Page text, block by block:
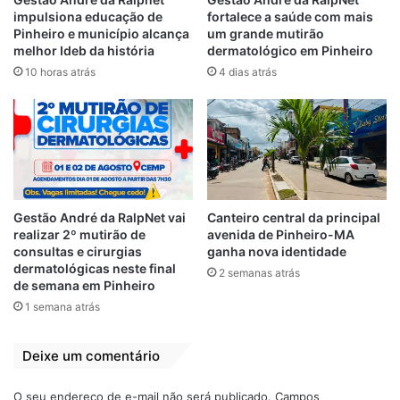
apoio.
A solenidade contou com apresentações
impulsiona educação de
Pinheiro e município alcança
melhor Ideb da história
10 horas atrás
fortalece a saúde com mais
um grande mutirão
dermatológico em Pinheiro
4 dias atrás
Gestão André da RalpNet vai
realizar 2º mutirão de
consultas e cirurgias
dermatológicas neste final
de semana em Pinheiro
1 semana atrás
Canteiro central da principal
avenida de Pinheiro-MA
ganha nova identidade
2 semanas atrás
Deixe um comentário
O seu endereço de e-mail não será publicado. Campos